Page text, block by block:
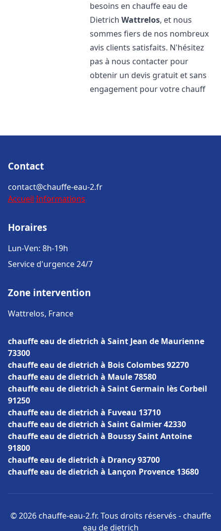
besoins en chauffe eau de
DietrichWattrelos, et nous
sommes fiers de nos nombreux
avis clients satisfaits. N'hésitez
pas à nous contacter pour
obtenir un devis gratuit et sans
engagement pour votre chauff
Contact
contact@chauffe-eau-2.fr
Accueil Informations
Horaires
Lun-Ven: 8h-19h
Service d'urgence 24/7
Zone intervention
Wattrelos, France
chauffe eau de dietrich à Saint Jean de Maurienne
73300
chauffe eau de dietrich à Bois Colombes 92270
chauffe eau de dietrich à Maule 78580
chauffe eau de dietrich à Saint Germain lès Corbeil
91250
chauffe eau de dietrich à Fuveau 13710
chauffe eau de dietrich à Saint Galmier 42330
chauffe eau de dietrich à Boussy Saint Antoine
91800
chauffe eau de dietrich à Drancy 93700
chauffe eau de dietrich à Lançon Provence 13680
© 2026 chauffe-eau-2.fr. Tous droits réservés - chauffe
eau de dietrich